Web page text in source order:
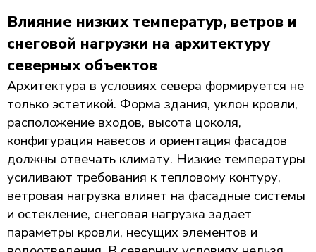
Влияние низких температур, ветров и
снеговой нагрузки на архитектуру
северных объектов
Архитектура в условиях севера формируется не
только эстетикой. Форма здания, уклон кровли,
расположение входов, высота цоколя,
конфигурация навесов и ориентация фасадов
должны отвечать климату. Низкие температуры
усиливают требования к тепловому контуру,
ветровая нагрузка влияет на фасадные системы
и остекление, снеговая нагрузка задает
параметры кровли, несущих элементов и